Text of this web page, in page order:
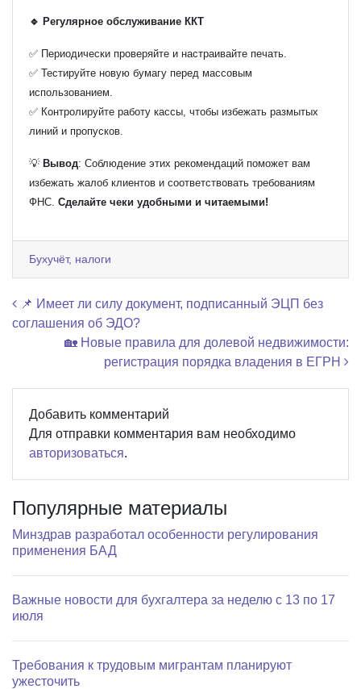
🔹 Регулярное обслуживание ККТ
✅ Периодически проверяйте и настраивайте печать.
✅ Тестируйте новую бумагу перед массовым
использованием.
✅ Контролируйте работу кассы, чтобы избежать размытых
линий и пропусков.
💡 Вывод: Соблюдение этих рекомендаций поможет вам
избежать жалоб клиентов и соответствовать требованиям
ФНС. Сделайте чеки удобными и читаемыми!
Бухучёт, налоги
Навигация по записям
📌 Имеет ли силу документ, подписанный ЭЦП без
соглашения об ЭДО?
🏡 Новые правила для долевой недвижимости:
регистрация порядка владения в ЕГРН
Добавить комментарий
Для отправки комментария вам необходимо
авторизоваться.
Популярные материалы
Минздрав разработал особенности регулирования
применения БАД
Важные новости для бухгалтера за неделю с 13 по 17
июля
Требования к трудовым мигрантам планируют
ужесточить